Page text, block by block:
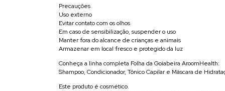
Precauções
Uso externo
Evitar contato com os olhos
Em caso de sensibilização, suspender o uso
Manter fora do alcance de crianças e animais
Armazenar em local fresco e protegido da luz
Conheça a linha completa Folha da Goiabeira AroomHealth:
Shampoo, Condicionador, Tônico Capilar e Máscara de
Este produto é cosmético.